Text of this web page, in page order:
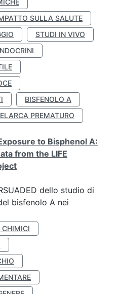
SULLA SALUTE
STUDI IN VIVO
BISFENOLO A
PREMATURO
to Bisphenol A:
from the LIFE
dello studio di
bisfenolo A nei